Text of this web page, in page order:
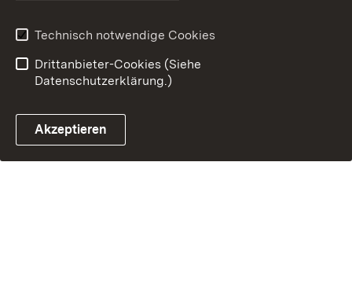
Technisch notwendige Cookies
Drittanbieter-Cookies (Siehe
Datenschutzerklärung.)
Akzeptieren